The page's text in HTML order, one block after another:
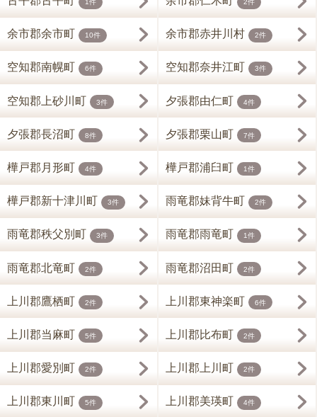
1件 2件
余市郡余市町 10件 余市郡赤井川村 2件
空知郡南幌町 6件 空知郡奈井江町 3件
空知郡上砂川町 3件 夕張郡由仁町 4件
夕張郡長沼町 8件 夕張郡栗山町 7件
樺戸郡月形町 4件 樺戸郡浦臼町 1件
樺戸郡新十津川町 3件 雨竜郡妹背牛町 2件
雨竜郡秩父別町 3件 雨竜郡雨竜町 1件
雨竜郡北竜町 2件 雨竜郡沼田町 2件
上川郡鷹栖町 2件 上川郡東神楽町 6件
上川郡当麻町 5件 上川郡比布町 2件
上川郡愛別町 2件 上川郡上川町 2件
上川郡東川町 5件 上川郡美瑛町 4件